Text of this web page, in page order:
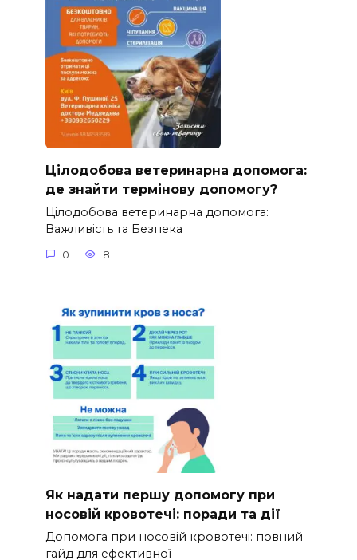
Цілодобова ветеринарна допомога:
де знайти термінову допомогу?
Цілодобова ветеринарна допомога:
Важливість та Безпека
0 8
Як надати першу допомогу при
носовій кровотечі: поради та дії
Допомога при носовій кровотечі: повний
гайд для ефективної